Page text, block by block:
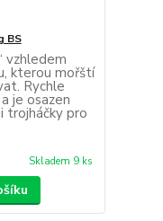
BS
vzhledem
kterou mořští
Rychle
je osazen
trojháčky pro
Skladem 9 ks